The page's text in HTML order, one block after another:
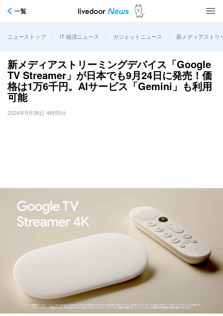
一覧
ニューストップ > IT 経済ニュース > ガジェットニュース > 新メディアストリ
新メディアストリーミングデバイス「Google
TV Streamer」が日本でも9月24日に発売！価
格は1万6千円。AIサービス「Gemini」も利用
可能
2024年9月26日 4時55分